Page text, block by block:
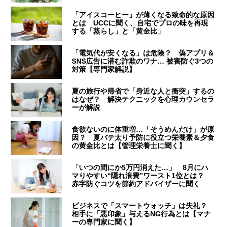
「アイスコーヒー」が薄くなる致命的な原因
とは UCCに聞く、自宅でプロの味を再現
する「蒸らし」と「黄金比」
「電気代が安くなる」は危険？ 偽アプリ＆
SNS広告に潜む詐欺のワナ… 被害防ぐ3つの
対策【専門家解説】
夏の旅行や帰省で「身近な人と衝突」するの
はなぜ？ 解決テクニックを心理カウンセラ
ーが解説
食欲ないのに体重増…「そうめんだけ」が原
因？ 夏バテ太り予防に役立つ栄養素＆夕食
の黄金比とは【管理栄養士に聞く】
「いつの間にか5万円消えた…」 8月にハ
マりやすい“隠れ浪費”ワースト1位とは？
赤字防ぐコツを節約アドバイザーに聞く
ビジネスで「スマートウォッチ」は失礼？
相手に「悪印象」与えるNG行為とは【マナ
ーの専門家に聞く】